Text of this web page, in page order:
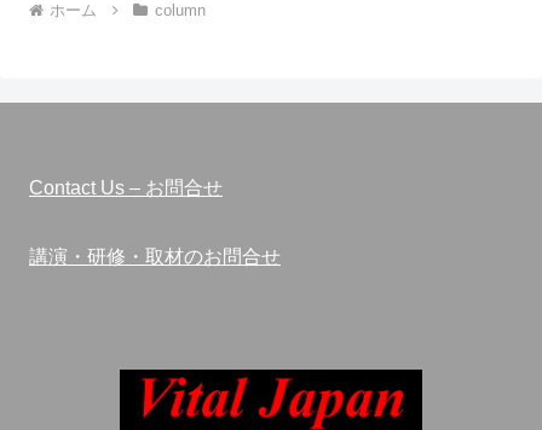
ホーム column
Contact Us – お問合せ
講演・研修・取材のお問合せ